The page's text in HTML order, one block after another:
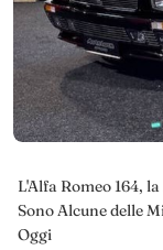
L'Alfa Romeo 164,
Sono Alcune delle
Oggi